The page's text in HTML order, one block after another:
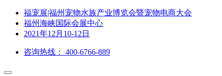
福宠展|福州宠物水族产业博览会暨宠物电商大会
福州海峡国际会展中心
2021年12月10-12日
咨询热线： 400-6766-889